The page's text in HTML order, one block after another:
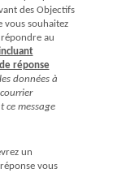
des Objectifs
vous souhaitez
répondre au
réponse
données à
ce message
un
vous